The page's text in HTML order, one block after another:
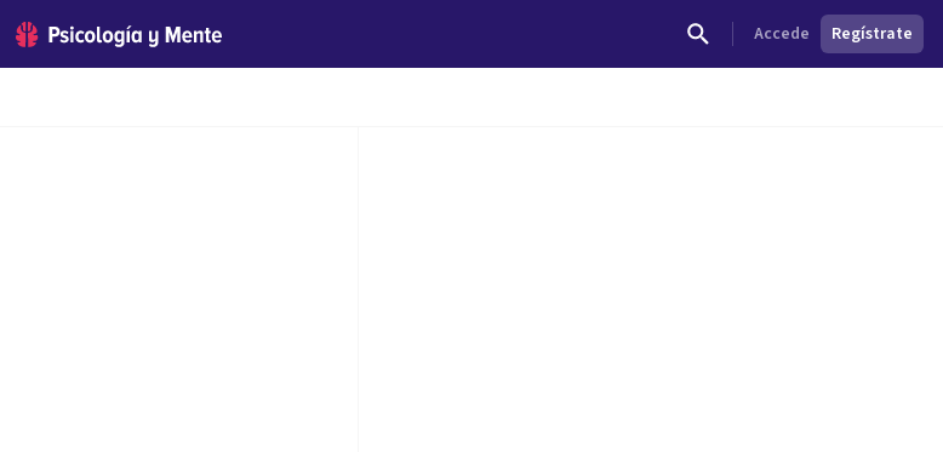
Accede Regístrate